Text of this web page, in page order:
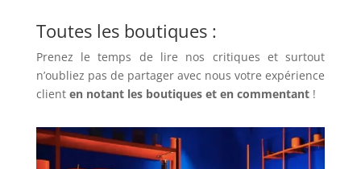
Toutes les boutiques :
Prenez le temps de lire nos critiques et surtout
n’oubliez pas de partager avec nous votre expérience
client en notant les boutiques et en commentant!